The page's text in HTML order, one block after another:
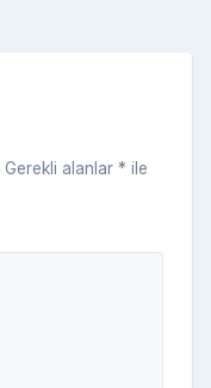
Gerekli alanlar * ile